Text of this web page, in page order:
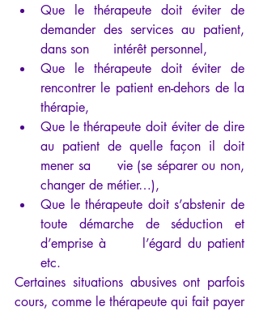
Que le thérapeute doit éviter de
demander des services au patient,
dans son      intérêt personnel,
Que le thérapeute doit éviter de
rencontrer le patient en-dehors de la
thérapie,
Que le thérapeute doit éviter de dire
au patient de quelle façon il doit
mener sa      vie (se séparer ou non,
changer de métier…),
Que le thérapeute doit s’abstenir de
toute démarche de séduction et
d’emprise à      l’égard du patient
etc.
Certaines situations abusives ont parfois
cours, comme le thérapeute qui fait payer